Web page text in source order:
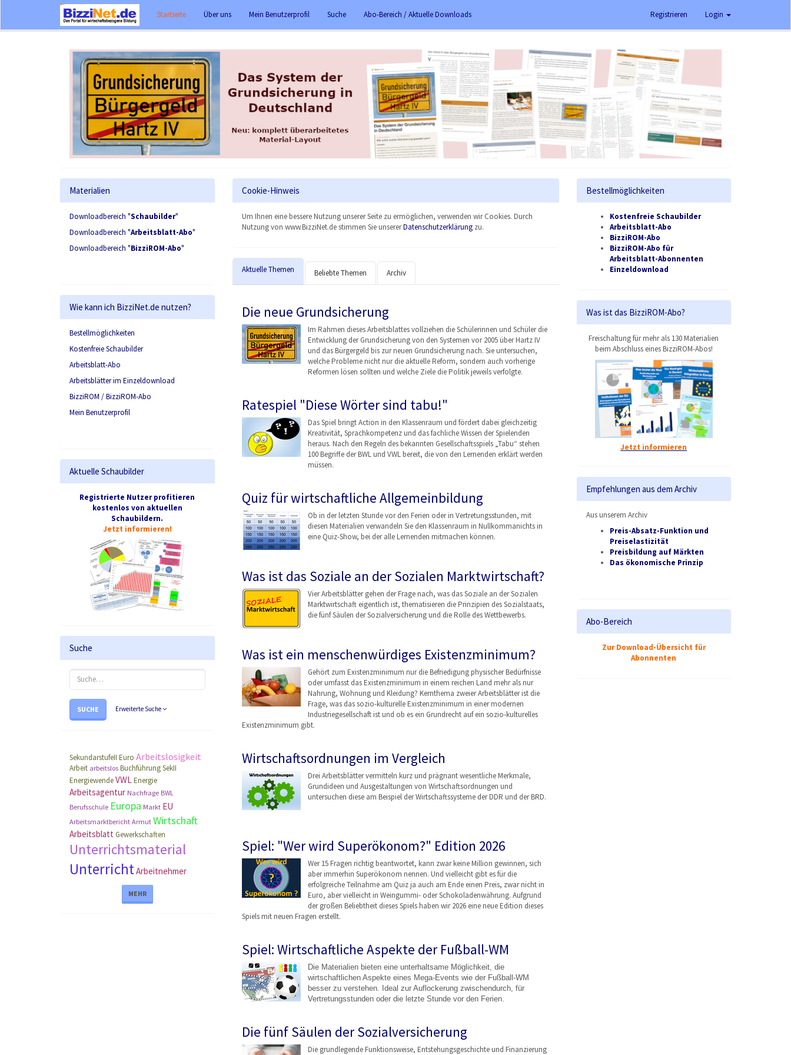
Startseite Über uns Mein Benutzerprofil Suche Abo-Bereich / Aktuelle Downloads Registrieren Login
Materialien
Downloadbereich "Schaubilder"
Downloadbereich "Arbeitsblatt-Abo"
Downloadbereich "BizziROM-Abo"
Wie kann ich BizziNet.de nutzen?
Bestellmöglichkeiten
Kostenfreie Schaubilder
Arbeitsblatt-Abo
Arbeitsblätter im Einzeldownload
BizziROM / BizziROM-Abo
Mein Benutzerprofil
Aktuelle Schaubilder
Registrierte Nutzer profitieren
kostenlos von aktuellen
Schaubildern.
Jetzt informieren!
Suche
SUCHE Erweiterte Suche
SekundarstufeII Euro Arbeitslosigkeit
Arbeit arbeitslos BuchführungSekII
EnergiewendeVWL Energie
Arbeitsagentur Nachfrage BWL
Berufsschule Europa Markt EU
Arbeitsmarktbericht Armut Wirtschaft
Arbeitsblatt Gewerkschaften
Unterrichtsmaterial
UnterrichtArbeitnehmer
MEHR
Cookie-Hinweis
Um Ihnen eine bessere Nutzung unserer Seite zu ermöglichen, verwenden wir Cookies. Durch
Nutzung von www.BizziNet.de stimmen Sie unsererDatenschutzerklärungzu.
Aktuelle Themen Beliebte Themen Archiv
Die neue Grundsicherung
Im Rahmen dieses Arbeitsblattes vollziehen die Schülerinnen und Schüler die
Entwicklung der Grundsicherung von den Systemen vor 2005 über Hartz IV
und das Bürgergeld bis zur neuen Grundsicherung nach. Sie untersuchen,
welche Probleme nicht nur die aktuelle Reform, sondern auch vorherige
Reformen lösen sollten und welche Ziele die Politik jeweils verfolgte.
Ratespiel "Diese Wörter sind tabu!"
Das Spiel bringt Action in den Klassenraum und fördert dabei gleichzeitig
Kreativität, Sprachkompetenz und das fachliche Wissen der Spielenden
heraus. Nach den Regeln des bekannten Gesellschaftsspiels „Tabu“ stehen
100 Begriffe der BWL und VWL bereit, die von den Lernenden erklärt werden
müssen.
Quiz für wirtschaftliche Allgemeinbildung
Ob in der letzten Stunde vor den Ferien oder in Vertretungsstunden, mit
diesen Materialien verwandeln Sie den Klassenraum in Nullkommanichts in
eine Quiz-Show, bei der alle Lernenden mitmachen können.
Was ist das Soziale an der Sozialen Marktwirtschaft?
Vier Arbeitsblätter gehen der Frage nach, was das Soziale an der Sozialen
Marktwirtschaft eigentlich ist, thematisieren die Prinzipien des Sozialstaats,
die fünf Säulen der Sozialversicherung und die Rolle des Wettbewerbs.
Was ist ein menschenwürdiges Existenzminimum?
Gehört zum Existenzminimum nur die Befriedigung physischer Bedürfnisse
oder umfasst das Existenzminimum in einem reichen Land mehr als nur
Nahrung, Wohnung und Kleidung? Kernthema zweier Arbeitsblätter ist die
Frage, was das sozio-kulturelle Existenzminimum in einer modernen
Industriegesellschaft ist und ob es ein Grundrecht auf ein sozio-kulturelles
Existenzminimum gibt.
Wirtschaftsordnungen im Vergleich
Drei Arbeitsblätter vermitteln kurz und prägnant wesentliche Merkmale,
Grundideen und Ausgestaltungen von Wirtschaftsordnungen und
untersuchen diese am Beispiel der Wirtschaftssysteme der DDR und der BRD.
Spiel: "Wer wird Superökonom?" Edition 2026
Wer 15 Fragen richtig beantwortet, kann zwar keine Million gewinnen, sich
aber immerhin Superökonom nennen. Und vielleicht gibt es für die
erfolgreiche Teilnahme am Quiz ja auch am Ende einen Preis, zwar nicht in
Euro, aber vielleicht in Weingummi- oder Schokoladenwährung. Aufgrund
der großen Beliebtheit dieses Spiels haben wir 2026 eine neue Edition dieses
Spiels mit neuen Fragen erstellt.
Spiel: Wirtschaftliche Aspekte der Fußball-WM
Die Materialien bieten eine unterhaltsame Möglichkeit, die
wirtschaftlichen Aspekte eines Mega-Events wie der Fußball-WM
besser zu verstehen. Ideal zur Auflockerung zwischendurch, für
Vertretungsstunden oder die letzte Stunde vor den Ferien.
Die fünf Säulen der Sozialversicherung
Die grundlegende Funktionsweise, Entstehungsgeschichte und Finanzierung
Bestellmöglichkeiten
Kostenfreie Schaubilder
Arbeitsblatt-Abo
BizziROM-Abo
BizziROM-Abo für
Arbeitsblatt-Abonnenten
Einzeldownload
Was ist das BizziROM-Abo?
Freischaltung für mehr als 130 Materialien
beim Abschluss eines BizziROM-Abos!
Jetzt informieren
Empfehlungen aus dem Archiv
Aus unserem Archiv
Preis-Absatz-Funktion und
Preiselastizität
Preisbildung auf Märkten
Das ökonomische Prinzip
Abo-Bereich
Zur Download-Übersicht für
Abonnenten